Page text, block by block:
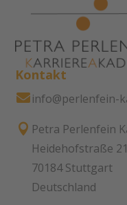
Kontakt
info@perlenfein-
 Petra Perlenfein
Heidehofstraße 21
70184 Stuttgart
Deutschland